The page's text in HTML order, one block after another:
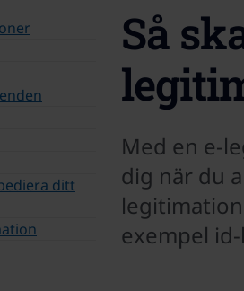
ditt
Så
Med en e-
dig när du
exempel